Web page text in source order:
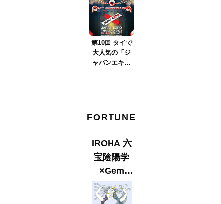
ver.2023』
第10回 タイで
大人気の「ジ
ャパンエキス
FORTUNE
IROHA 六
宝陰陽学
×Gem
Muse
【GLITTER